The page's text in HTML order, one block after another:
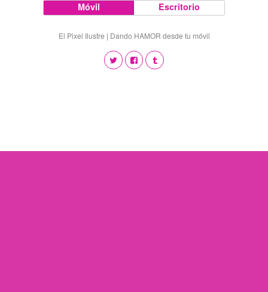
Móvil Escritorio
El Pixel Ilustre | Dando HAMOR desde tu móvil